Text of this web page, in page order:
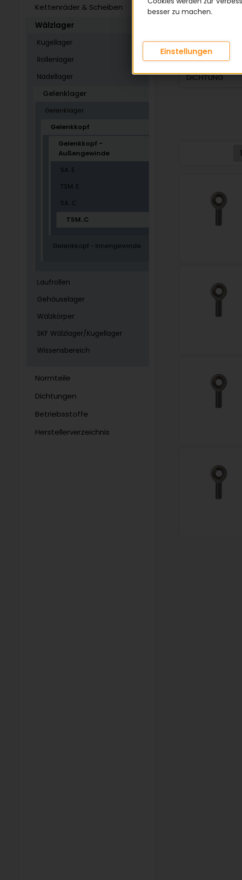
Kettenräder & Scheiben
Wälzlager
Kugellager
Rollenlager
Nadellager
Gelenklager
Gelenklager
Gelenkkopf
Gelenkkopf -
Außengewinde
SA..E
TSM..E
SA..C
TSM..C
Gelenkkopf - Innengewinde
Laufrollen
Gehäuselager
Wälzkörper
SKF Wälzlager/Kugellager
Wissensbereich
Normteile
Dichtungen
Betriebsstoffe
Herstellerverzeichnis
und
KATEGORIE
DICHTUNG
1
besser zu machen.
Einstellungen